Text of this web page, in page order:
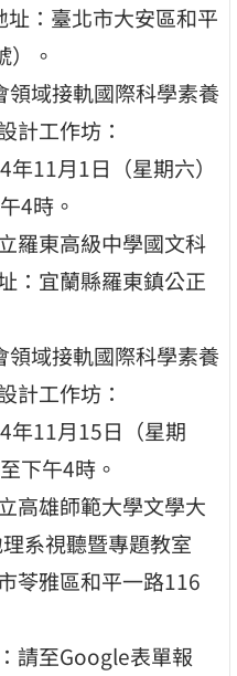
：臺北市大安區和平
）。
領域接軌國際科學素養
計工作坊：
年11月1日（星期六）
4時。
羅東高級中學國文科
：宜蘭縣羅東鎮公正
領域接軌國際科學素養
計工作坊：
年11月15日（星期
下午4時。
高雄師範大學文學大
系視聽暨專題教室
苓雅區和平一路116
請至Google表單報